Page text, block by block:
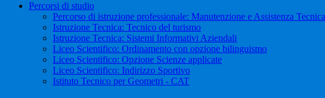
Percorsi di studio
Percorso di istruzione professionale: Manutenzione e Assistenza Tecnica
Istruzione Tecnica: Tecnico del turismo
Istruzione Tecnica: Sistemi Informativi Aziendali
Liceo Scientifico: Ordinamento con opzione bilinguismo
Liceo Scientifico: Opzione Scienze applicate
Liceo Scientifico: Indirizzo Sportivo
Istituto Tecnico per Geometri - CAT